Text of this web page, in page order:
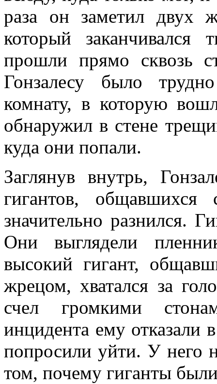
раза он заметил двух
который
прошли прямо сквозь
Гонзалесу было
комнату, в которую
обнаружил в стене
куда они попали.
Заглянув внутрь,
гигантов,
значительно разнился.
Они выглядели
высокий гигант,
жрецом, хватался за
счел громкими
инцидента ему отказали
попросили уйти. У него
том, почему гиганты